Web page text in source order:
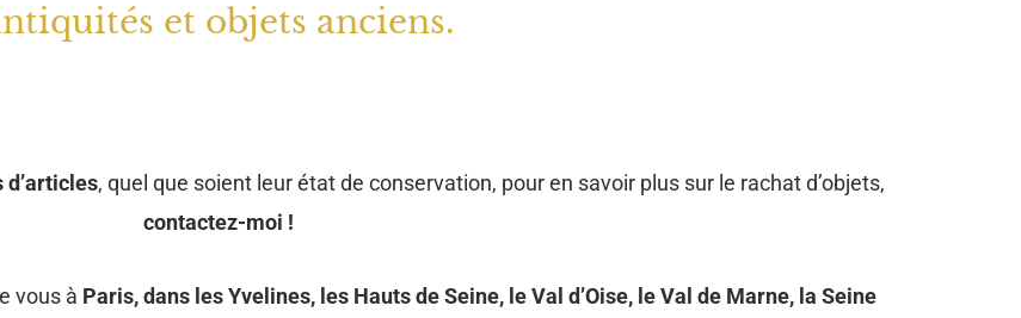
et objets anciens.
d’articles, quel que soient leur état de conservation, pour en savoir plus sur le rachat d’objets,
contactez-moi !
vous à Paris, dans les Yvelines, les Hauts de Seine, le Val d’Oise, le Val de Marne, la Seine